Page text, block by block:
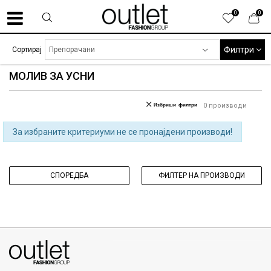
0
0
МОЛИВ ЗА УСНИ
Сортирај Филтри
0 производи
Избриши филтри
За избраните критериуми не се пронајдени производи!
СПОРЕДБА ФИЛТЕР НА ПРОИЗВОДИ